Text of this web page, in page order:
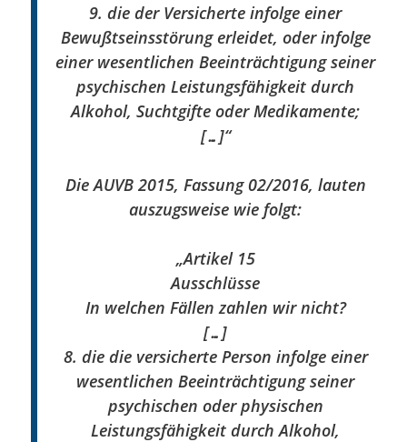
9. die der Versicherte infolge einer
Bewußtseinsstörung erleidet, oder infolge
einer wesentlichen Beeinträchtigung seiner
psychischen Leistungsfähigkeit durch
Alkohol, Suchtgifte oder Medikamente;
[…]“
Die AUVB 2015, Fassung 02/2016, lauten
auszugsweise wie folgt:
„Artikel 15
Ausschlüsse
In welchen Fällen zahlen wir nicht?
[…]
8. die die versicherte Person infolge einer
wesentlichen Beeinträchtigung seiner
psychischen oder physischen
Leistungsfähigkeit durch Alkohol,